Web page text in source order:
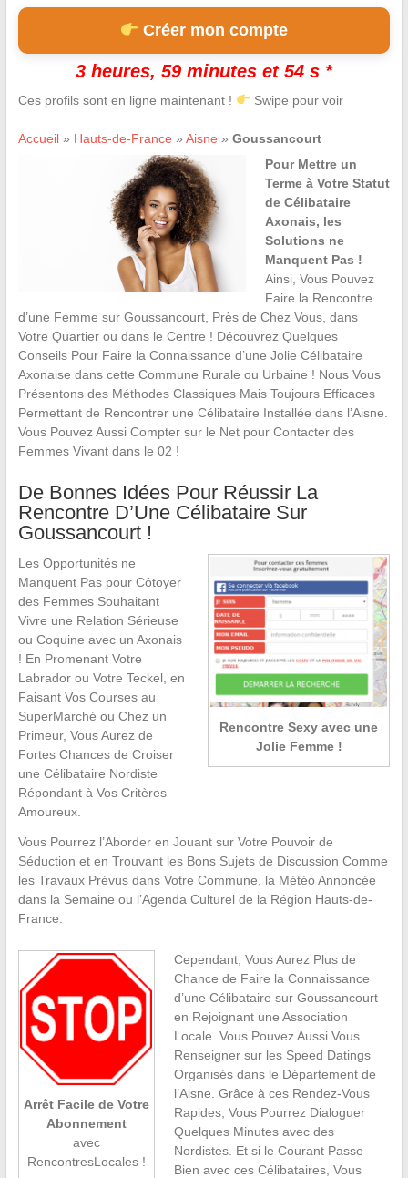
Créer mon compte
3 heures, 59 minutes et 53 s *
Ces profils sont en ligne maintenant ! Swipe pour voir
Accueil» Hauts-de-France » Aisne » Goussancourt
Pour Mettre un
Terme à Votre Statut
de Célibataire
Axonais, les
Solutions ne
Manquent Pas !
Ainsi, Vous Pouvez
Faire la Rencontre
d’une Femme sur Goussancourt, Près de Chez Vous, dans
Votre Quartier ou dans le Centre ! Découvrez Quelques
Conseils Pour Faire la Connaissance d’une Jolie Célibataire
Axonaise dans cette Commune Rurale ou Urbaine ! Nous Vous
Présentons des Méthodes Classiques Mais Toujours Efficaces
Permettant de Rencontrer une Célibataire Installée dans l’Aisne.
Vous Pouvez Aussi Compter sur le Net pour Contacter des
Femmes Vivant dans le 02 !
De Bonnes Idées Pour Réussir La
Rencontre D’Une Célibataire Sur
Goussancourt !
Rencontre Sexy avec une
Jolie Femme !
Les Opportunités ne
Manquent Pas pour Côtoyer
des Femmes Souhaitant
Vivre une Relation Sérieuse
ou Coquine avec un Axonais
! En Promenant Votre
Labrador ou Votre Teckel, en
Faisant Vos Courses au
SuperMarché ou Chez un
Primeur, Vous Aurez de
Fortes Chances de Croiser
une Célibataire Nordiste
Répondant à Vos Critères
Amoureux.
Vous Pourrez l’Aborder en Jouant sur Votre Pouvoir de
Séduction et en Trouvant les Bons Sujets de Discussion Comme
les Travaux Prévus dans Votre Commune, la Météo Annoncée
dans la Semaine ou l’Agenda Culturel de la Région Hauts-de-
France.
Arrêt Facile de Votre
Abonnement
avec
RencontresLocales !
Cependant, Vous Aurez Plus de
Chance de Faire la Connaissance
d’une Célibataire sur Goussancourt
en Rejoignant une Association
Locale. Vous Pouvez Aussi Vous
Renseigner sur les Speed Datings
Organisés dans le Département de
l’Aisne. Grâce à ces Rendez-Vous
Rapides, Vous Pourrez Dialoguer
Quelques Minutes avec des
Nordistes. Et si le Courant Passe
Bien avec ces Célibataires, Vous